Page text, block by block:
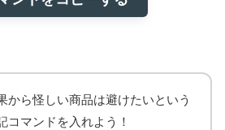
から怪しい商品は避けたいという
コマンドを入れよう！